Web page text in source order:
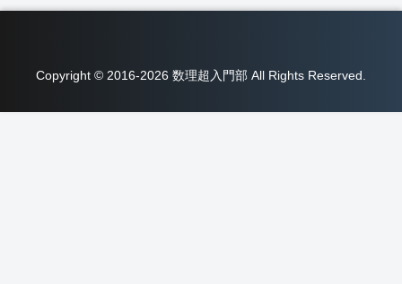
Copyright © 2016-2026 数理超入門部 All Rights Reserved.